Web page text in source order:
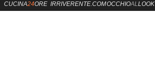
CUCINA24ORE IRRIVERENTE.COMOCCHIOALLOOK